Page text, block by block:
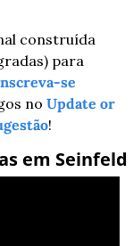
construída
para
se
no Update or
!
em Seinfeld